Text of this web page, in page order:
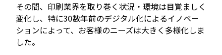
その間、印刷業界を取り巻く状況・環境は目覚ましく
変化し、特に30数年前のデジタル化によるイノベー
ションによって、お客様のニーズは大きく多様化しま
した。